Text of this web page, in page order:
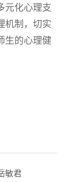
元化心理支
机制，切实
生的心理健
敏君